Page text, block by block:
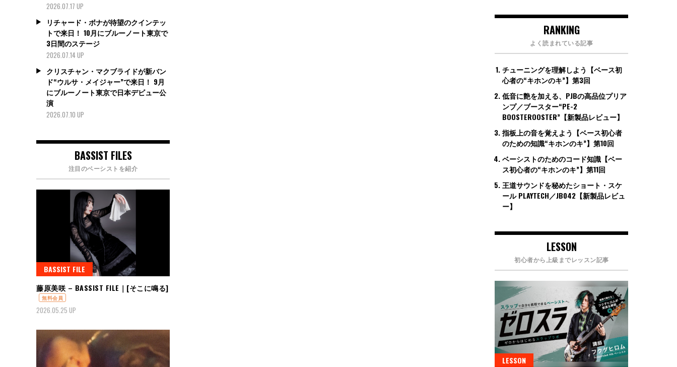
2026.07.17 UP
リチャード・ボナが待望のクインテッ
トで来日！ 10月にブルーノート東京で
3日間のステージ
2026.07.14 UP
クリスチャン・マクブライドが新バン
ド“ウルサ・メイジャー”で来日！ 9月
にブルーノート東京で日本デビュー公
演
2026.07.10 UP
BASSIST FILES
注目のベーシストを紹介
BASSIST FILE
藤原美咲 – BASSIST FILE｜[そこに鳴る]
無料会員
2026.05.25 UP
RANKING
よく読まれている記事
チューニングを理解しよう【ベース初
心者の“キホンのキ”】第3回
低音に艶を加える、PJBの高品位プリア
ンプ／ブースター“PE-2
BOOSTEROOSTER”【新製品レビュー】
指板上の音を覚えよう【ベース初心者
のための知識“キホンのキ”】第10回
ベーシストのためのコード知識【ベー
ス初心者の“キホンのキ”】第11回
王道サウンドを秘めたショート・スケ
ール PLAYTECH／JB042【新製品レビュ
ー】
LESSON
初心者から上級までレッスン記事
LESSON